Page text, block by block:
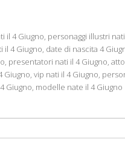
il 4 Giugno, personaggi illustri
il 4 Giugno, date di nascita 4
presentatori nati il 4 Giugno,
Giugno, vip nati il 4 Giugno,
Giugno, modelle nate il 4 Giugno